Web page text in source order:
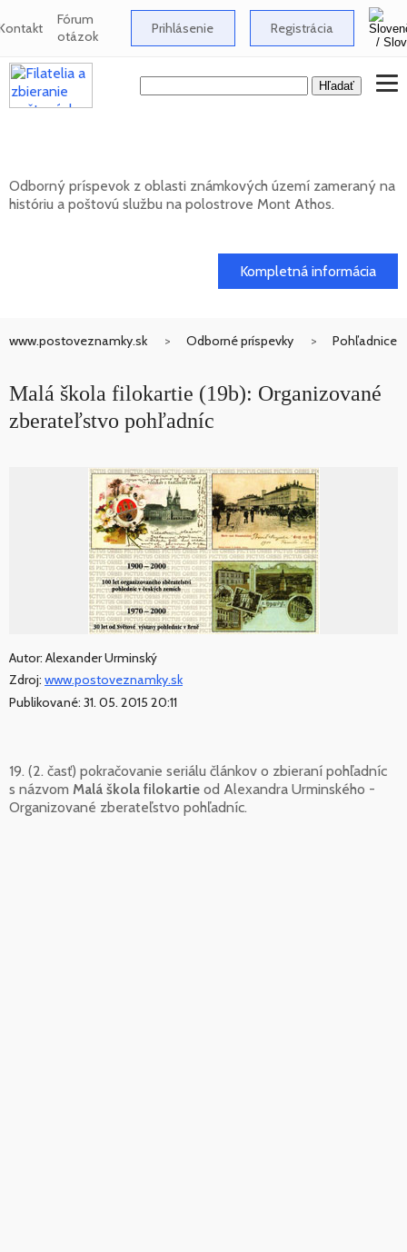
Fórum
otázok Prihlásenie Registrácia
Odborný príspevok z oblasti známkových území zameraný na
históriu a poštovú službu na polostrove Mont Athos.
Kompletná informácia
www.postoveznamky.sk Odborné príspevky Pohľadnice
Malá škola filokartie (19b): Organizované
zberateľstvo pohľadníc
Autor: Alexander Urminský
Zdroj: www.postoveznamky.sk
Publikované: 31. 05. 2015 20:11
19. (2. časť) pokračovanie seriálu článkov o zbieraní pohľadníc
s názvom Malá škola filokartie od Alexandra Urminského -
Organizované zberateľstvo pohľadníc.